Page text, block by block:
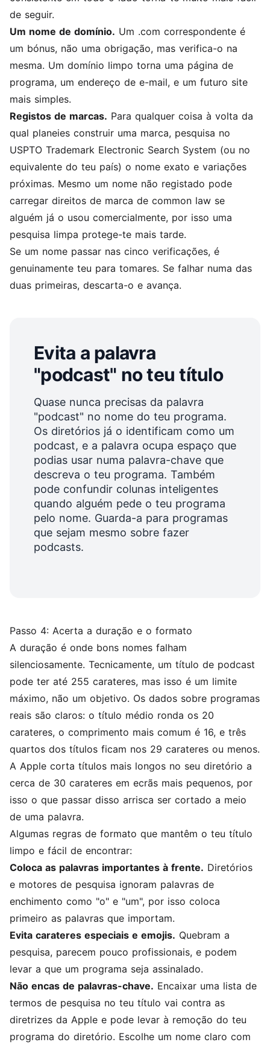
de seguir.
Um nome de domínio. Um .com correspondente é
um bónus, não uma obrigação, mas verifica-o na
mesma. Um domínio limpo torna uma página de
programa, um endereço de e-mail, e um futuro site
mais simples.
Registos de marcas. Para qualquer coisa à volta da
qual planeies construir uma marca, pesquisa no
USPTO Trademark Electronic Search System (ou no
equivalente do teu país) o nome exato e variações
próximas. Mesmo um nome não registado pode
carregar direitos de marca de common law se
alguém já o usou comercialmente, por isso uma
pesquisa limpa protege-te mais tarde.
Se um nome passar nas cinco verificações, é
genuinamente teu para tomares. Se falhar numa das
duas primeiras, descarta-o e avança.
Evita a palavra
"podcast" no teu título
Quase nunca precisas da palavra
"podcast" no nome do teu programa.
Os diretórios já o identificam como um
podcast, e a palavra ocupa espaço que
podias usar numa palavra-chave que
descreva o teu programa. Também
pode confundir colunas inteligentes
quando alguém pede o teu programa
pelo nome. Guarda-a para programas
que sejam mesmo sobre fazer
podcasts.
Passo 4: Acerta a duração e o formato
A duração é onde bons nomes falham
silenciosamente. Tecnicamente, um título de podcast
pode ter até 255 carateres, mas isso é um limite
máximo, não um objetivo. Os dados sobre programas
reais são claros: o título médio ronda os 20
carateres, o comprimento mais comum é 16, e três
quartos dos títulos ficam nos 29 carateres ou menos.
A Apple corta títulos mais longos no seu diretório a
cerca de 30 carateres em ecrãs mais pequenos, por
isso o que passar disso arrisca ser cortado a meio
de uma palavra.
Algumas regras de formato que mantêm o teu título
limpo e fácil de encontrar:
Coloca as palavras importantes à frente. Diretórios
e motores de pesquisa ignoram palavras de
enchimento como "o" e "um", por isso coloca
primeiro as palavras que importam.
Evita carateres especiais e emojis. Quebram a
pesquisa, parecem pouco profissionais, e podem
levar a que um programa seja assinalado.
Não encas de palavras-chave. Encaixar uma lista de
termos de pesquisa no teu título vai contra as
diretrizes da Apple e pode levar à remoção do teu
programa do diretório. Escolhe um nome claro com